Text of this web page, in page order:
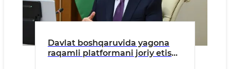
Davlat boshqaruvida yagona
raqamli platformani joriy etish